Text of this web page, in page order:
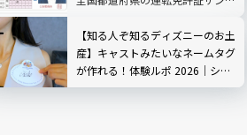
【知る人ぞ知るディズニーのお土
産】キャストみたいなネームタグ
が作れる！体験ルポ 2026｜シ
ー・ランド3店舗で販売中